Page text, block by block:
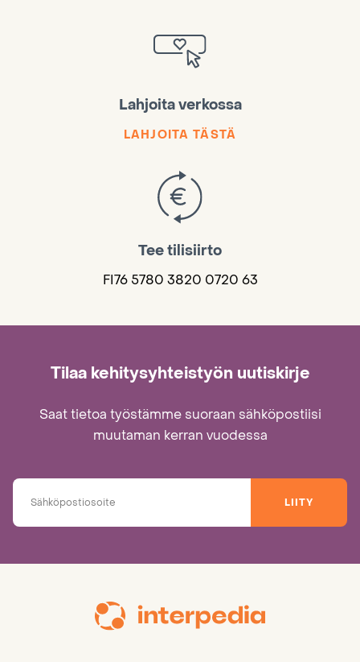
Lahjoita verkossa
LAHJOITA TÄSTÄ
Tee tilisiirto
FI76 5780 3820 0720 63
Tilaa kehitysyhteistyön uutiskirje
Saat tietoa työstämme suoraan sähköpostiisi
muutaman kerran vuodessa
LIITY